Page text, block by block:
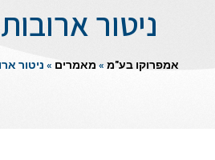
ניטור ארובות
אמפרוקו בע"מ » מאמרים » ניטור